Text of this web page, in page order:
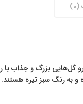
گل‌هایی بزرگ و جذاب
رنگ سبز تیره هستند.